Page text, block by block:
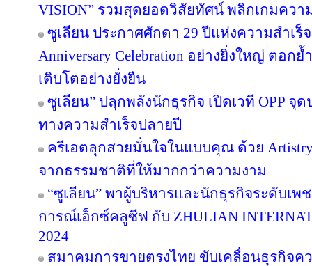
VISION” รวมสุดยอดวิสัยทัศน์ พลิกเกมคว
ซูเลียน ประกาศศักดา 29 ปีแห่งความสำเร็
Anniversary Celebration อย่างยิ่งใหญ่ ตอก
เติบโตอย่างยั่งยืน
ซูเลียน” ปลุกพลังนักธุรกิจ เปิดเวที OPP จุ
ทางความสำเร็จปลายปี
ครีเอตลุกสวยมั่นใจในแบบคุณ ด้วย
จากธรรมชาติที่ให้มากกว่าความงาม
“ซูเลียน” พาผู้บริหารและนักธุรกิจระดับเ
การณ์เอ็กซ์คลูซีฟ กับ ZHULIAN
2024
สมาคมการขายตรงไทย ขับเคลื่อนธุรกิจ